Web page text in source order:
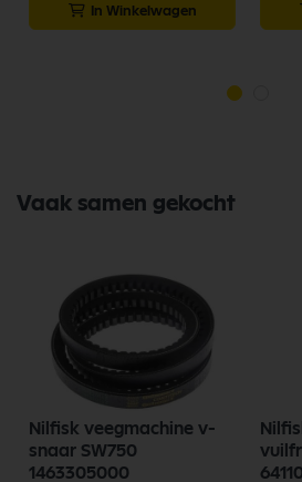
In Winkelwagen
Vaak samen gekocht
Nilfisk veegmachine v-
snaar SW750
1463305000